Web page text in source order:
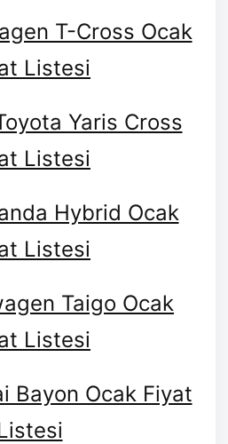
T-Cross Ocak
Listesi
Yaris Cross
Listesi
Hybrid Ocak
Listesi
Taigo Ocak
Listesi
Bayon Ocak Fiyat